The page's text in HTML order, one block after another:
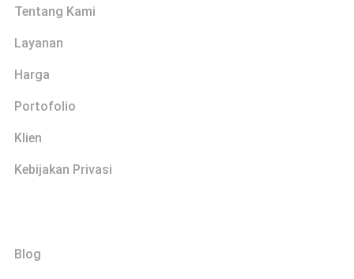
Tentang Kami
Layanan
Harga
Portofolio
Klien
Kebijakan Privasi
Blog